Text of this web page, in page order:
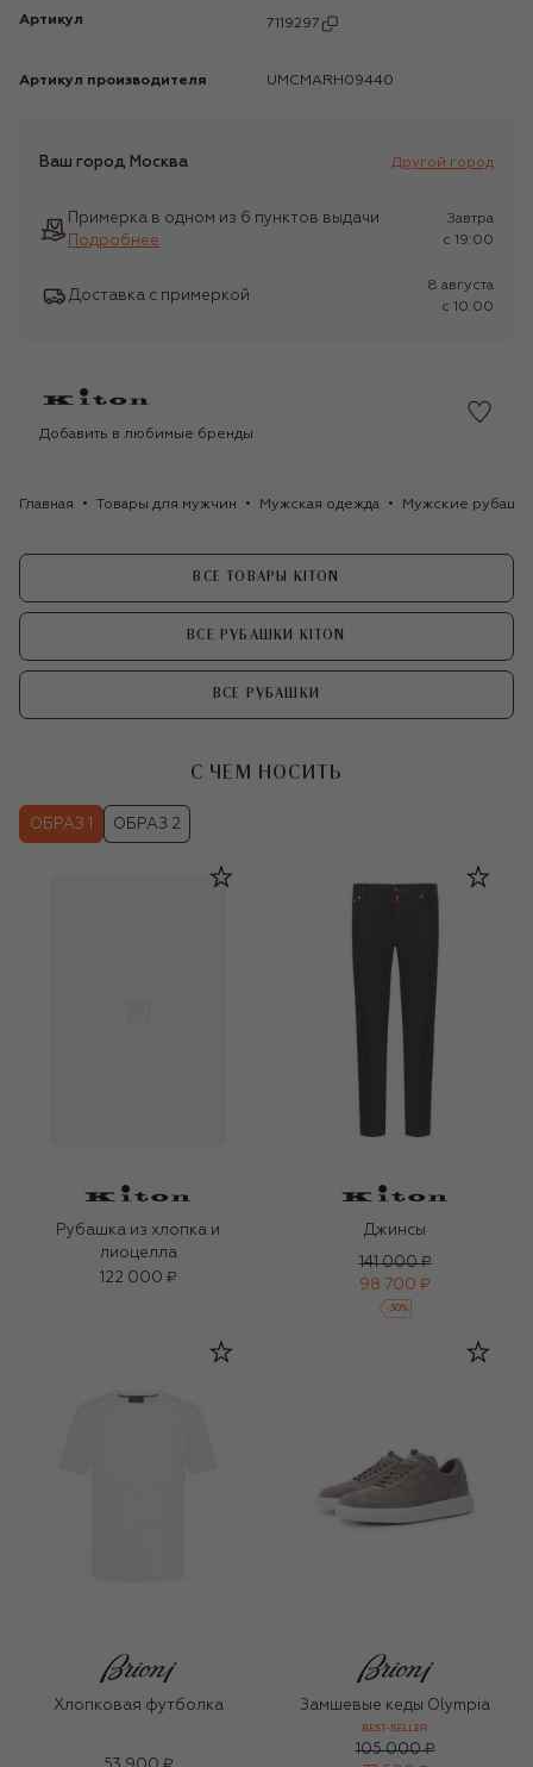
Артикул 7119297
Артикул производителя UMCMARH09440
Ваш город Москва Другой город
Примерка в одном из 6 пунктов выдачи
Подробнее
Завтра
c 19:00
Доставка с примеркой
8 августа
c 10:00
Добавить в любимые бренды
Главная Товары для мужчин Мужская одежда Мужские
ВСЕ ТОВАРЫ KITON
ВСЕ РУБАШКИ KITON
ВСЕ РУБАШКИ
С ЧЕМ НОСИТЬ
ОБРАЗ 1 ОБРАЗ 2
Рубашка из хлопка и
лиоцелла
122 000 ₽
Джинсы
141 000 ₽
98 700 ₽
-30%
Хлопковая футболка Замшевые кеды Olympia
BEST-SELLER
105 000 ₽